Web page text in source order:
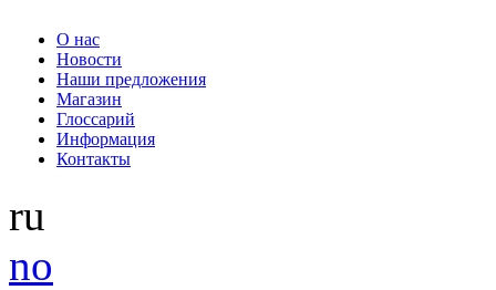
О нас
Новости
Наши предложения
Магазин
Глоссарий
Информация
Контакты
ru
no